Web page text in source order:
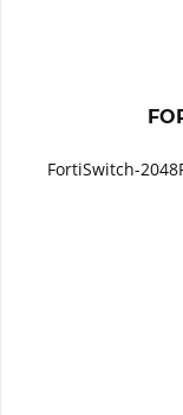
FortiSwitch-